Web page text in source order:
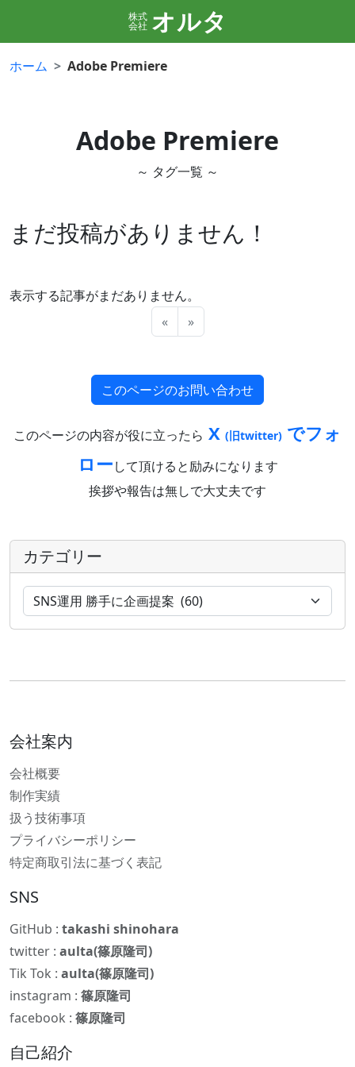
株式
会社 オルタ
ホーム Adobe Premiere
Adobe Premiere
～ タグ一覧 ～
まだ投稿がありません！
表示する記事がまだありません。
«
»
このページのお問い合わせ
このページの内容が役に立ったら X (旧twitter) でフォ
ローして頂けると励みになります
挨拶や報告は無しで大丈夫です
カテゴリー
会社案内
会社概要
制作実績
扱う技術事項
プライバシーポリシー
特定商取引法に基づく表記
SNS
GitHub : takashi shinohara
twitter : aulta(篠原隆司)
Tik Tok : aulta(篠原隆司)
instagram : 篠原隆司
facebook : 篠原隆司
自己紹介